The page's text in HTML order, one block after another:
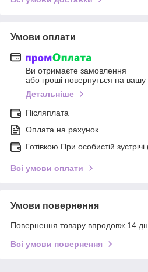
Умови оплати
Ви отримаєте замовлення
або гроші повернуться на вашу
Детальніше
Післяплата
Оплата на рахунок
Готівкою При особистій
Всі умови оплати
Умови повернення
Повернення товару впродовж 14
Всі умови повернення